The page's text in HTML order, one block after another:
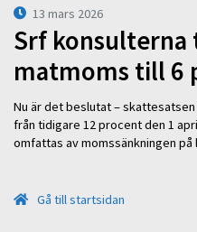
13 mars 2026
Srf konsulterna
matmoms till 6
Nu är det beslutat –
från tidigare 12 procent den 1
omfattas av momssänkningen
Gå till startsidan